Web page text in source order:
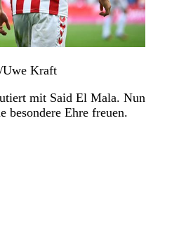
Kraft
mit Said El Mala. Nun
besondere Ehre freuen.